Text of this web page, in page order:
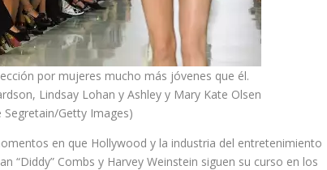
por mujeres mucho más jóvenes que él.
Lindsay Lohan y Ashley y Mary Kate Olsen
Segretain/Getty Images)
en que Hollywood y la industria del entretenimiento
“Diddy” Combs y Harvey Weinstein siguen su curso en los